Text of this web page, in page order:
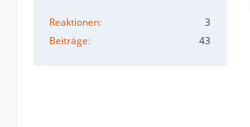
Reaktionen
3
Beiträge
43